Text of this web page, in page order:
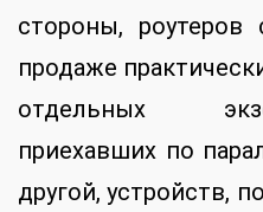
стороны,
продаже
отдельных
приехавших по
другой, устройств,